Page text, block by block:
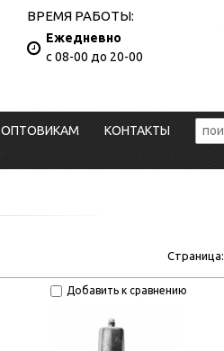
ВРЕМЯ РАБОТЫ:
Ежедневно
с 08-00 до 20-00
ОПТОВИКАМ КОНТАКТЫ
Страница:
Добавить к сравнению